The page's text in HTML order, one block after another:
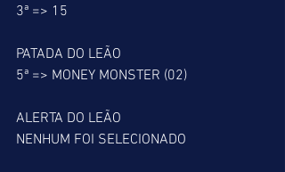
3ª => 15
PATADA DO LEÃO
5ª => MONEY MONSTER (02)
ALERTA DO LEÃO
NENHUM FOI SELECIONADO